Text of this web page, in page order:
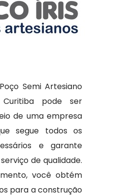
Semi Artesiano
pode ser
de uma empresa
segue todos os
e garante
de qualidade.
você obtém
para a construção